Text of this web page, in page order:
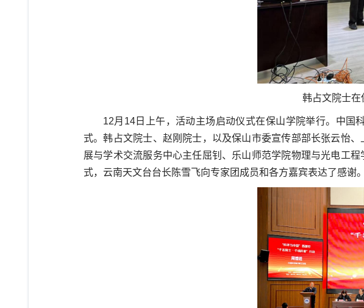
韩占文院士在
12月 14日上午，活动主场启动仪式在保山学院举行。中国
式。韩占文院士、赵刚院士，以及保山市委宣传部部长张云怡、
展与学术交流服务中心主任屈钊 、 乐山师范学院物理与光电工程
式， 云南天文台台长陈雪飞向专家团成员和各方嘉宾表达了感谢。